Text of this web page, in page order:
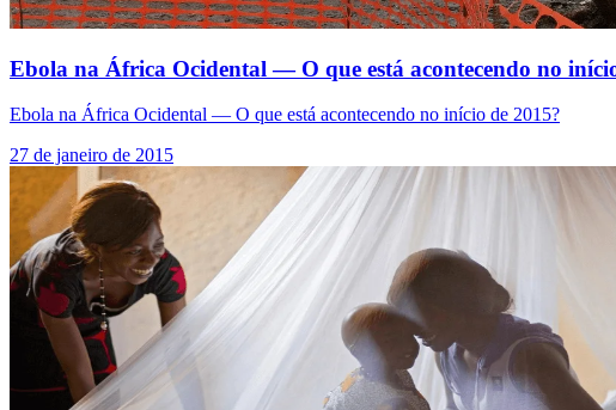
Ebola na África Ocidental — O que está acontecendo no
Ebola na África Ocidental — O que está acontecendo no início de 2015?
27 de janeiro de 2015